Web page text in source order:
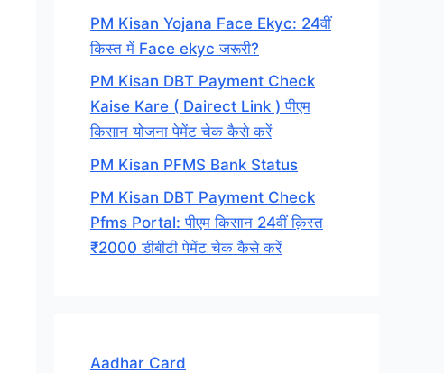
PM Kisan Yojana Face Ekyc: 24वीं
किस्त में Face ekyc जरूरी?
PM Kisan DBT Payment Check
Kaise Kare ( Dairect Link ) पीएम
किसान योजना पेमेंट चेक कैसे करें
PM Kisan PFMS Bank Status
PM Kisan DBT Payment Check
Pfms Portal: पीएम किसान 24वीं क़िस्त
₹2000 डीबीटी पेमेंट चेक कैसे करें
Aadhar Card